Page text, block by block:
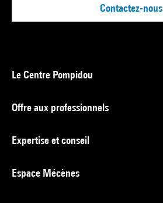
Contactez-nous
Le Centre Pompidou
Offre aux professionnels
Expertise et conseil
Espace Mécènes